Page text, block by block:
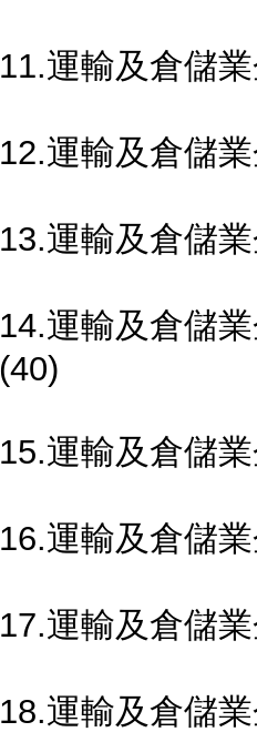
11.運輸及倉儲
12.運輸及倉儲
13.運輸及倉儲
14.運輸及倉儲
(40)
15.運輸及倉儲
16.運輸及倉儲
17.運輸及倉儲
18.運輸及倉儲